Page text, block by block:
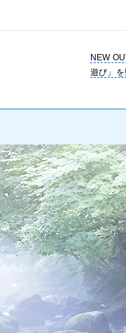
NEW
遊び」